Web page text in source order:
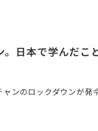
日本で学んだこ
ンのロックダウンが発